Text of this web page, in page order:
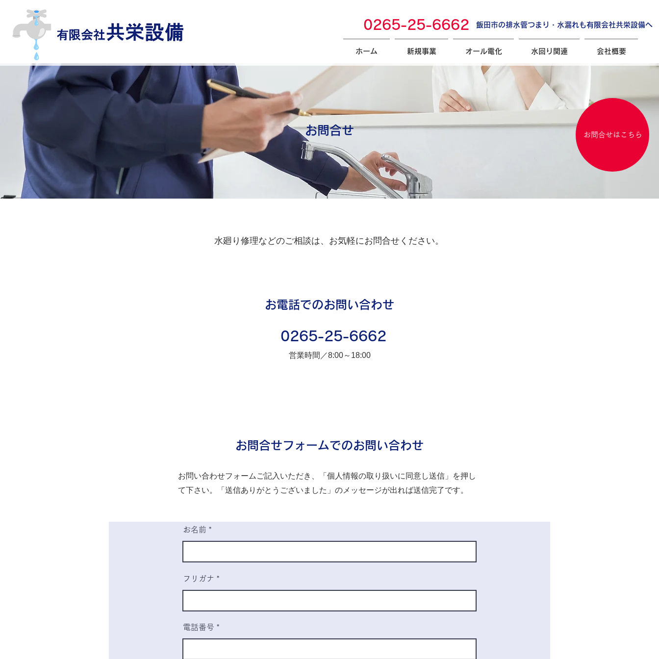
お問合せはこちら
飯田市の排水管つまり・水漏れも有限会社共栄設備へ
0265-25-6662
ホーム 新規事業 オール電化 水回り関連 会社概要
お問合せ
水廻り修理などのご相談は、お気軽にお問合せください。
お電話でのお問い合わせ
0265-25-6662
営業時間／8:00～18:00
お問合せフォームでのお問い合わせ
お問い合わせフォームご記入いただき、「個人情報の取り扱いに同意し送信」を押し
て下さい。「送信ありがとうございました」のメッセージが出れば送信完了です。
お名前
フリガナ
電話番号